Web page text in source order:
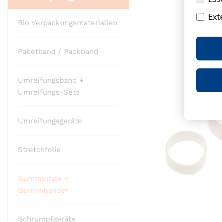
Bio Verpackungsmaterialien
Paketband / Packband
Umreifungsband +
Umreifungs-Sets
Umreifungsgeräte
Stretchfolie
Gummiringe +
Gummibänder
Schrumpfgeräte